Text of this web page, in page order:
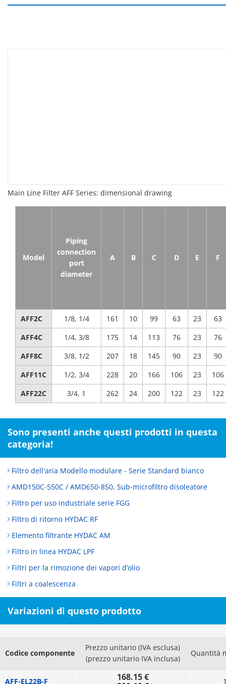
Main Line Filter AFF Series: dimensional drawing
Model
Piping
connection
port
diameter
A B C D E F
AFF2C 1/8, 1/4 161 10 99 63 23
63
AFF4C
1/4, 3/8 175 14 113 76 23
76
AFF8C
3/8, 1/2 207 18 145 90 23
90
AFF11C
1/2, 3/4 228 20 166 106 23
106
AFF22C
3/4, 1 262 24 200 122 23 122
Sono presenti anche questi prodotti in questa
categoria!
Filtro dell'aria Modello modulare - Serie Standard bianco
AMD150C-550C / AMD650-850, Sub-microfiltro disoleatore
Filtro per uso industriale serie FGG
Filtro di ritorno HYDAC RF
Elemento filtrante HYDAC AM
Filtro in linea HYDAC LPF
Filtri per la rimozione dei vapori d’olio
Filtri a coalescenza
Variazioni di questo prodotto
Codice componente
Prezzo unitario (IVA esclusa)
(prezzo unitario IVA inclusa)
Quantità
AFF-EL22B-F 168.15 €